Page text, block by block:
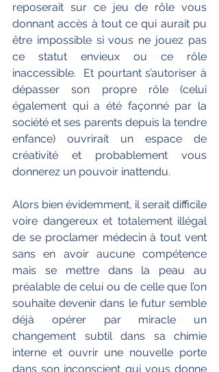
reposerait sur ce jeu de rôle vous
donnant accès à tout ce qui aurait pu
être impossible si vous ne jouez pas
ce statut envieux ou ce rôle
inaccessible.  Et pourtant s’autoriser à
dépasser son propre rôle (celui
également qui a été façonné par la
société et ses parents depuis la tendre
enfance) ouvrirait un espace de
créativité et probablement vous
donnerez un pouvoir inattendu.
Alors bien évidemment, il serait difficile
voire dangereux et totalement illégal
de se proclamer médecin à tout vent
sans en avoir aucune compétence
mais se mettre dans la peau au
préalable de celui ou de celle que l’on
souhaite devenir dans le futur semble
déjà opérer par miracle un
changement subtil dans sa chimie
interne et ouvrir une nouvelle porte
dans son inconscient qui vous donne